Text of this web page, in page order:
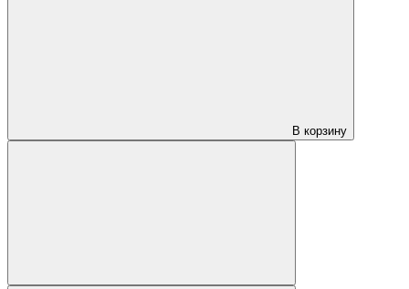
В корзину